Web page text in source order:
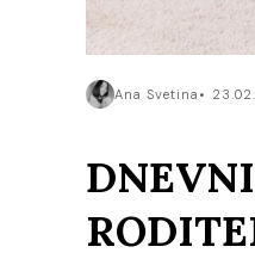
Ana Svetina